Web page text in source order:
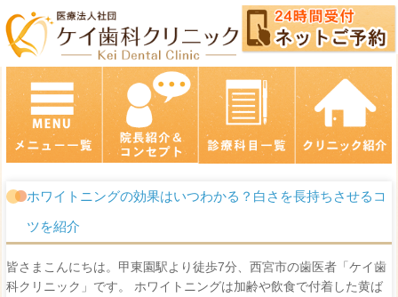
ホワイトニングの効果はいつわかる？白さを長持ちさせるコ
ツを紹介
皆さまこんにちは。甲東園駅より徒歩7分、西宮市の歯医者「ケイ歯
科クリニック」です。 ホワイトニングは加齢や飲食で付着した黄ば